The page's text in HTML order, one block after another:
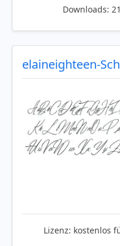
Downloads:
elaineighteen-
Lizenz: kostenlos